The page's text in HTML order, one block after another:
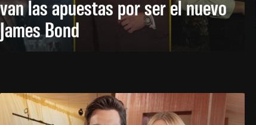
van las apuestas por ser el nuevo
James Bond